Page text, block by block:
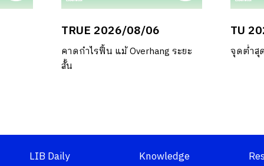
TRUE 2026/08/06
คาดกำไรฟื้น แม้ Overhang ระยะ
สั้น
TU
จุดต่ำสุ
LIB Daily Knowledge